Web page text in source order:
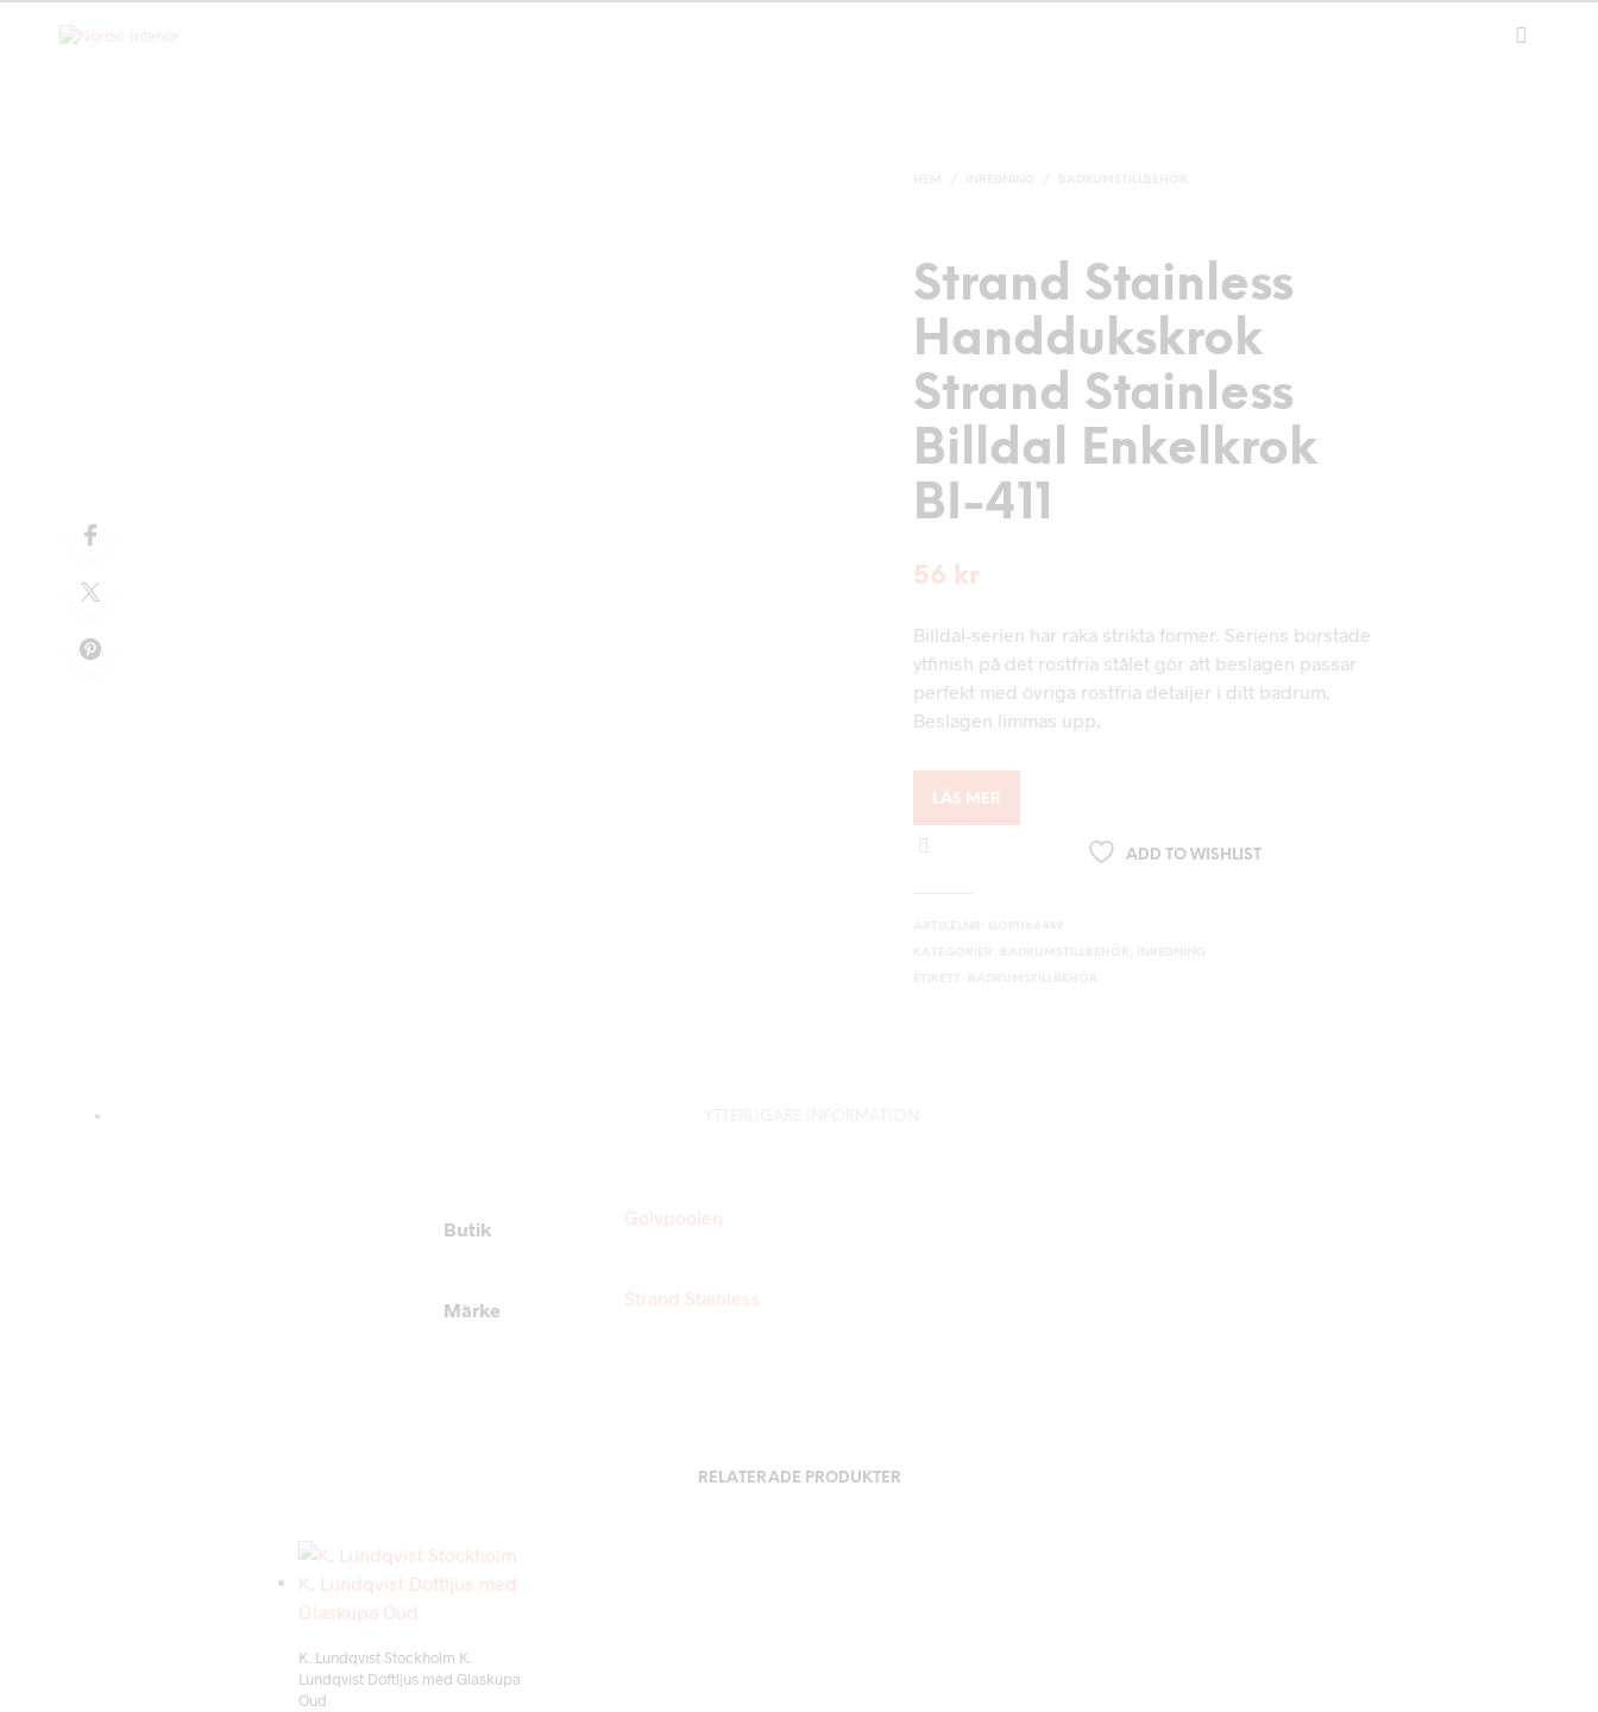
Strand Stainless
Handdukskrok
Strand Stainless
Billdal Enkelkrok
BI-411
56 kr
Billdal-serien har raka strikta former. Seriens borstade
ytfinish på det rostfria stålet gör att beslagen passar
perfekt med övriga rostfria detaljer i ditt badrum.
Beslagen limmas upp.
LÄS MER
ADD TO WISHLIST
Butik
Golvpoolen
Märke
Strand Stainless
RELATERADE PRODUKTER
K. Lundqvist Stockholm K.
Lundqvist Doftljus med Glaskupa
Oud